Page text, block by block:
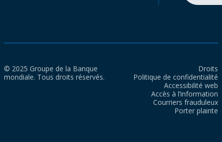
© 2025 Groupe de la Banque
mondiale. Tous droits réservés.
Droits
Politique de confidentialité
Accessibilité web
Accès à l’information
Courriers frauduleux
Porter plainte